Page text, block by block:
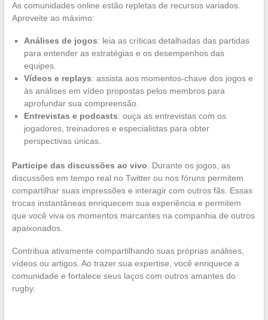
As comunidades online estão repletas de recursos variados.
Aproveite ao máximo:
Análises de jogos: leia as críticas detalhadas das partidas
para entender as estratégias e os desempenhos das
equipes.
Vídeos e replays: assista aos momentos-chave dos jogos e
às análises em vídeo propostas pelos membros para
aprofundar sua compreensão.
Entrevistas e podcasts: ouça as entrevistas com os
jogadores, treinadores e especialistas para obter
perspectivas únicas.
Participe das discussões ao vivo . Durante os jogos, as
discussões em tempo real no Twitter ou nos fóruns permitem
compartilhar suas impressões e interagir com outros fãs. Essas
trocas instantâneas enriquecem sua experiência e permitem
que você viva os momentos marcantes na companhia de outros
apaixonados.
Contribua ativamente compartilhando suas próprias análises,
vídeos ou artigos. Ao trazer sua expertise, você enriquece a
comunidade e fortalece seus laços com outros amantes do
rugby.